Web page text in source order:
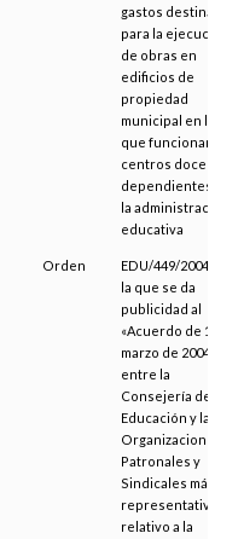
gastos destinados
para la ejecución
de obras en
edificios de
propiedad
municipal en los
que funcionan
centros docentes
dependientes de
la administración
educativa
Orden
EDU/449/2004, por
la que se da
publicidad al
«Acuerdo de 17 de
marzo de 2004,
entre la
Consejería de
Educación y las
Organizaciones
Patronales y
Sindicales más
representativas,
relativo a la